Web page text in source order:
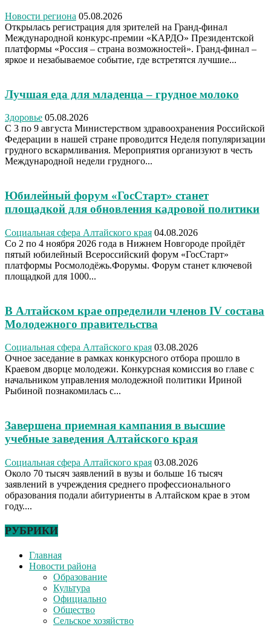
Новости региона 05.08.2026
Открылась регистрация для зрителей на Гранд-финал
Международной конкурс-премии «КАРДО» Президентской
платформы «Россия – страна возможностей». Гранд-финал –
яркое и незабываемое событие, где встретятся лучшие...
Лучшая еда для младенца – грудное молоко
Здоровье 05.08.2026
С 3 по 9 августа Министерством здравоохранения Российской
Федерации в нашей стране проводится Неделя популяризации
грудного вскармливания. Мероприятия организуют в честь
Международной недели грудного...
Юбилейный форум «ГосСтарт» станет
площадкой для обновления кадровой политики
Социальная сфера Алтайского края 04.08.2026
Со 2 по 4 ноября 2026 года в Нижнем Новгороде пройдёт
пятый юбилейный Всероссийский форум «ГосСтарт»
платформы Росмолодёжь.Форумы. Форум станет ключевой
площадкой для 1000...
В Алтайском крае определили членов IV состава
Молодежного правительства
Социальная сфера Алтайского края 03.08.2026
Очное заседание в рамках конкурсного отбора прошло в
Краевом дворце молодежи. Конкурсная комиссия во главе с
начальником управления молодежной политики Ириной
Рыбиной познакомилась с...
Завершена приемная кампания в высшие
учебные заведения Алтайского края
Социальная сфера Алтайского края 03.08.2026
Около 70 тысяч заявлений в вузы и больше 16 тысяч
заявлений в учреждения среднего профессионального
образования подали абитуриенты в Алтайском крае в этом
году....
РУБРИКИ
Главная
Новости района
Образование
Культура
Официально
Общество
Сельское хозяйство